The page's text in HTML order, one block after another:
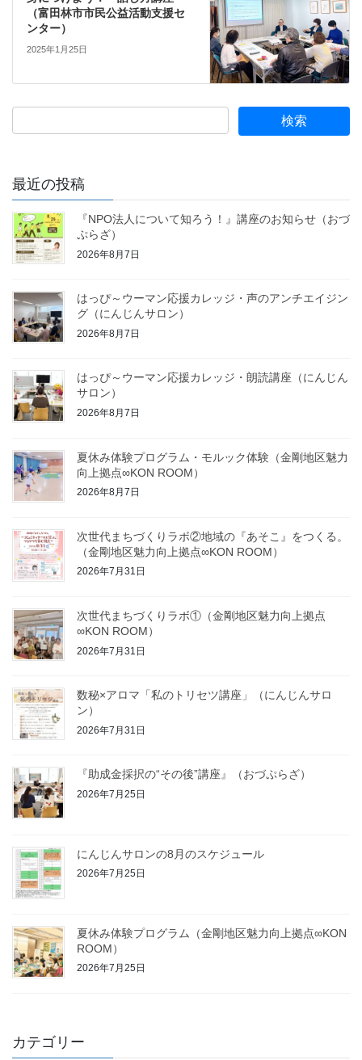
（富田林市市民公益活動支援セ
ンター）
2025年1月25日
最近の投稿
『NPO法人について知ろう！』講座のお知らせ（おづ
ぷらざ）
2026年8月7日
はっぴ～ウーマン応援カレッジ・声のアンチエイジン
グ（にんじんサロン）
2026年8月7日
はっぴ～ウーマン応援カレッジ・朗読講座（にんじん
サロン）
2026年8月7日
夏休み体験プログラム・モルック体験（金剛地区魅力
向上拠点∞KON ROOM）
2026年8月7日
次世代まちづくりラボ②地域の『あそこ』をつくる。
（金剛地区魅力向上拠点∞KON ROOM）
2026年7月31日
次世代まちづくりラボ①（金剛地区魅力向上拠点
∞KON ROOM）
2026年7月31日
数秘×アロマ「私のトリセツ講座」（にんじんサロ
ン）
2026年7月31日
『助成金採択の“その後”講座』（おづぷらざ）
2026年7月25日
にんじんサロンの8月のスケジュール
2026年7月25日
夏休み体験プログラム（金剛地区魅力向上拠点∞KON
ROOM）
2026年7月25日
カテゴリー